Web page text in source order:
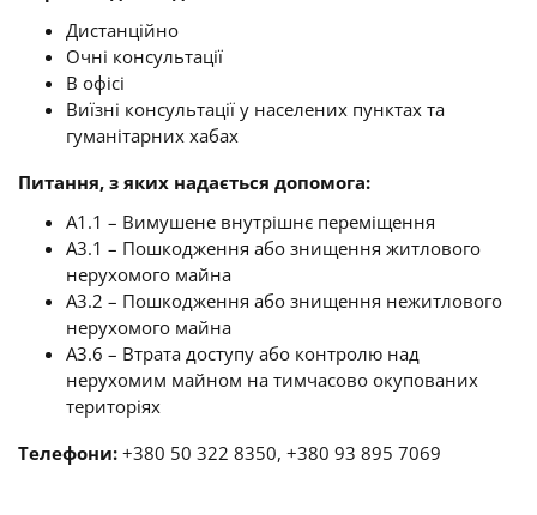
Дистанційно
Очні консультації
В офісі
Виїзні консультації у населених пунктах та
гуманітарних хабах
Питання, з яких надається допомога:
A1.1 – Вимушене внутрішнє переміщення
A3.1 – Пошкодження або знищення житлового
нерухомого майна
A3.2 – Пошкодження або знищення нежитлового
нерухомого майна
A3.6 – Втрата доступу або контролю над
нерухомим майном на тимчасово окупованих
територіях
Телефони: +380 50 322 8350, +380 93 895 7069